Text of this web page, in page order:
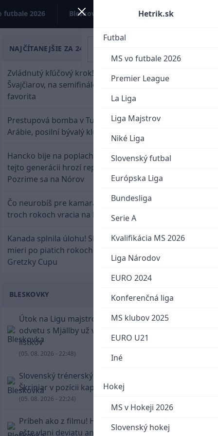
futbale 2026 Bleskovky Kontakt
Hetrik.sk
Futbal
MS vo futbale 2026
Premier League
La Liga
Liga Majstrov
Niké Liga
Slovenský futbal
Európska Liga
Bundesliga
Serie A
Kvalifikácia MS 2026
Liga Národov
EURO 2024
Konferenčná liga
MS klubov 2025
EURO U21
Iné
Hokej
MS v Hokeji 2026
Slovenský hokej
NAJČÍTANEJŠIE ZA 24 HODÍN
Zvládnutý kľúčový krok! Osemnástka zdolala
Švajčiarov, na semifinále potrebuje pomoc
favorita
Prestupová bomba v Turecku! Salah nepôjde do
Arábie, posilní bývalý klub Hamšíka
Hancko bije na poplach! Zaspali sme dobu, po
tejto generácii hrozí reprezentačné prázdno.
Pozrime sa na Nórov
Čo neurobíš pre kamaráta! Marián Hossa sa po
troch rokoch vracia na ľad
Kanada splnila úlohu! Slovenská osemnástka
mieri po piatich rokoch do semifinále Hlinka
Gretzky Cupu
BLESKOVKY
Útok na Ligu majstrov láka! Slovan hlási na
odvetu s Mjällby už viac ako 13-tisíc predaných
lístkov
(05. 08. 2026 - 22:48)
Slovenský trénerský súboj pre Borbélyho,
Škriniar v pozícii kapitána potiahol Fenerbahce
(05. 08. 2026 - 22:24)
Príbeh ako z filmu! Hrdina Slovana Kianga hral
ešte vlani deviatu anglickú ligu